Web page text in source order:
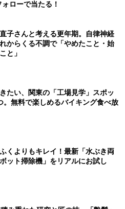
ォローで当たる！
子さんと考える更年期。自律神経
からくる不調で「やめたこと・始
と」
たい、関東の「工場見学」スポッ
。無料で楽しめるバイキング食べ放
くよりもキレイ！最新「水ぶき両
ット掃除機」をリアルにお試し